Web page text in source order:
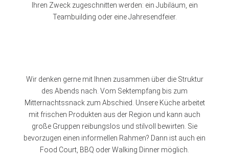
Ihren Zweck zugeschnitten werden: ein Jubiläum, ein
Teambuilding oder eine Jahresendfeier.
Wir denken gerne mit Ihnen zusammen über die Struktur
des Abends nach. Vom Sektempfang bis zum
Mitternachtssnack zum Abschied. Unsere Küche arbeitet
mit frischen Produkten aus der Region und kann auch
große Gruppen reibungslos und stilvoll bewirten. Sie
bevorzugen einen informellen Rahmen? Dann ist auch ein
Food Court, BBQ oder Walking Dinner möglich.